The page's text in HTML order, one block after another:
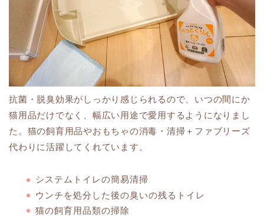
抗菌・脱臭効果がしっかり感じられるので、いつの間にか
猫用品だけでなく、幅広い用途で愛用するようになりまし
た。猫の飼育用品やおもちゃの消毒・清掃＋ファブリーズ
代わりに活躍してくれています。
システムトイレの簡易清掃
ウンチを処分した後の臭いの残るトイレ
猫の飼育用品類の掃除